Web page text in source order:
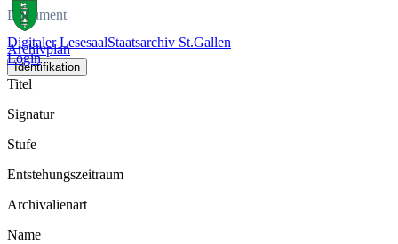
Digitaler LesesaalStaatsarchiv St.Gallen
Login
Dokument
Archivplan
Identifikation
Titel
Signatur
Stufe
Entstehungszeitraum
Archivalienart
Name